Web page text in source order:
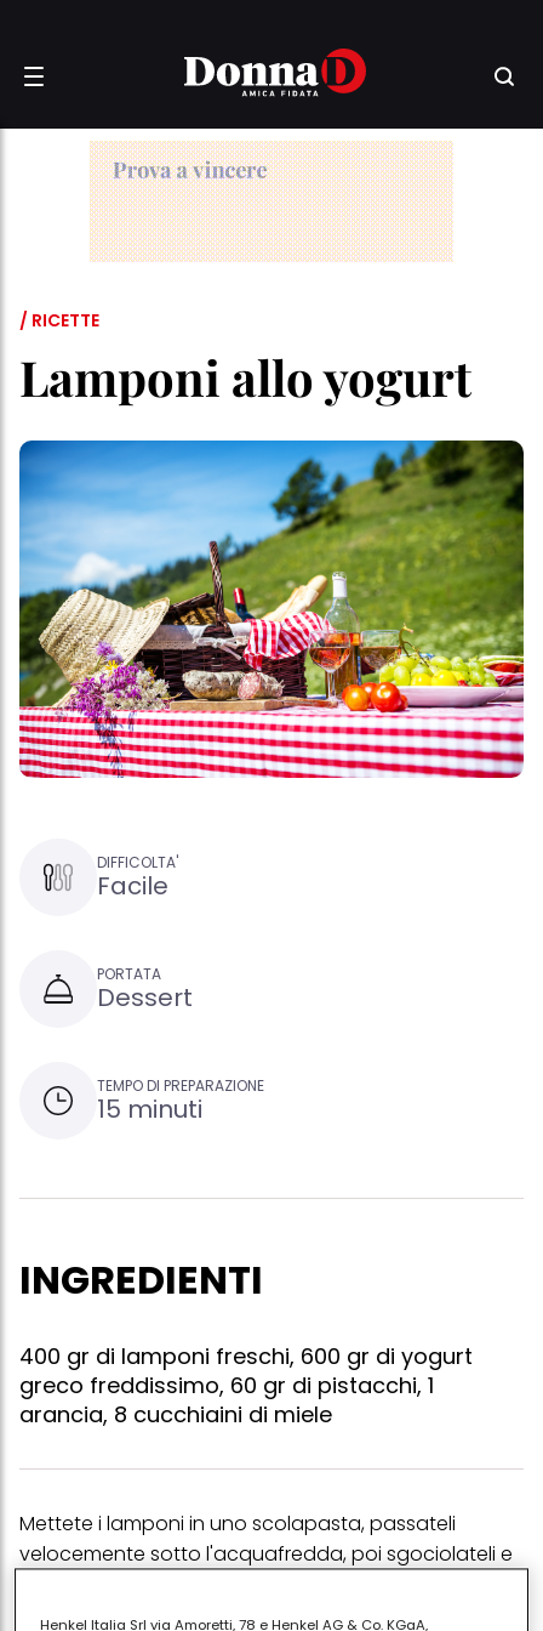
/ RICETTE
Lamponi allo yogurt
DIFFICOLTA'
Facile
PORTATA
Dessert
TEMPO DI PREPARAZIONE
15 minuti
INGREDIENTI
400 gr di lamponi freschi, 600 gr di yogurt
greco freddissimo, 60 gr di pistacchi, 1
arancia, 8 cucchiaini di miele
Mettete i lamponi in uno scolapasta, passateli
velocemente sotto l'acquafredda, poi sgociolateli e
cucina, tamponandoli delicatamente con altra carta
Henkel Italia Srl via Amoretti, 78 e Henkel AG & Co. KGaA,